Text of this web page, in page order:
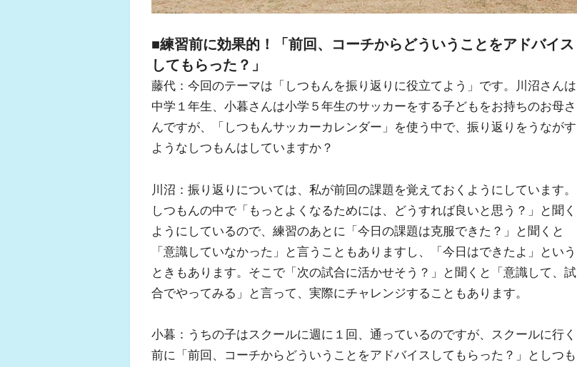
■練習前に効果的！「前回、コーチからどういうことをアドバイス
してもらった？」
藤代：今回のテーマは「しつもんを振り返りに役立てよう」です。川沼さんは
中学１年生、小暮さんは小学５年生のサッカーをする子どもをお持ちのお母さ
んですが、「しつもんサッカーカレンダー」を使う中で、振り返りをうながす
ようなしつもんはしていますか？
川沼：振り返りについては、私が前回の課題を覚えておくようにしています。
しつもんの中で「もっとよくなるためには、どうすれば良いと思う？」と聞く
ようにしているので、練習のあとに「今日の課題は克服できた？」と聞くと
「意識していなかった」と言うこともありますし、「今日はできたよ」という
ときもあります。そこで「次の試合に活かせそう？」と聞くと「意識して、試
合でやってみる」と言って、実際にチャレンジすることもあります。
小暮：うちの子はスクールに週に１回、通っているのですが、スクールに行く
前に「前回、コーチからどういうことをアドバイスしてもらった？」としつも